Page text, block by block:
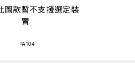
圖款暫不支援選定裝
置
PA104